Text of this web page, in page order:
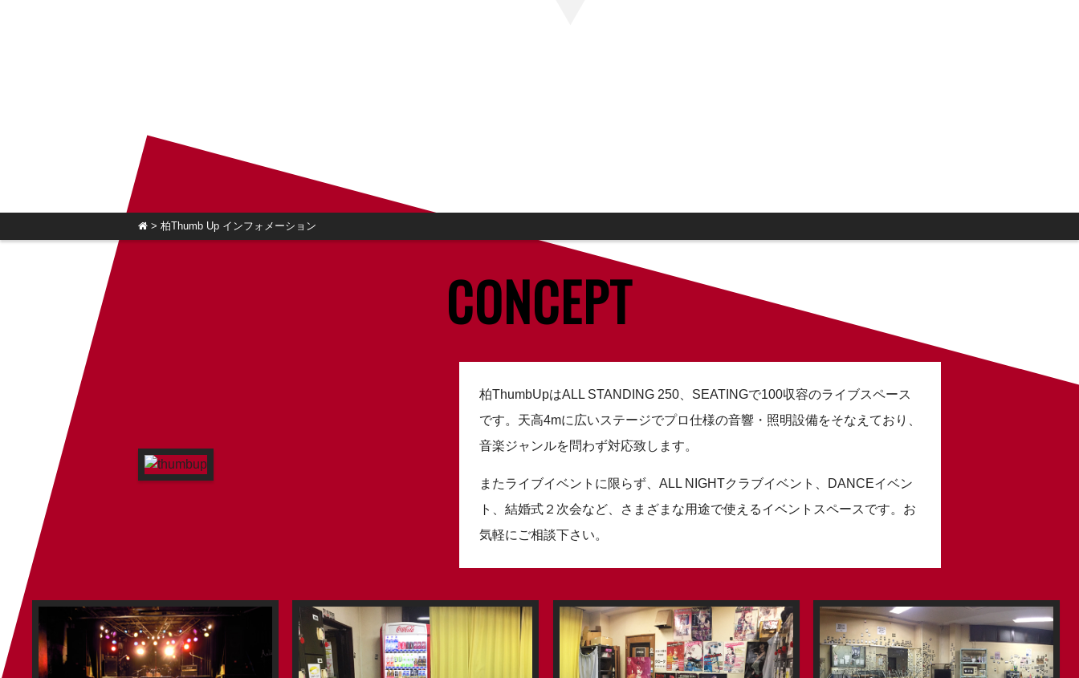
> 柏Thumb Up インフォメーション
CONCEPT
柏ThumbUpはALL STANDING 250、SEATINGで100収容のライブスペース
です。天高4mに広いステージでプロ仕様の音響・照明設備をそなえており、
音楽ジャンルを問わず対応致します。
またライブイベントに限らず、ALL NIGHTクラブイベント、DANCEイベン
ト、結婚式２次会など、さまざまな用途で使えるイベントスペースです。お
気軽にご相談下さい。